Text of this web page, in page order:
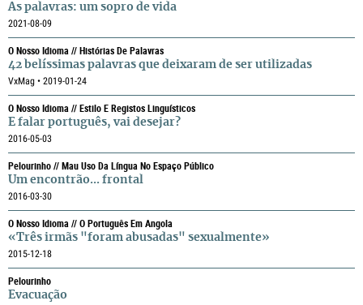
As palavras: um sopro de vida
2021-08-09
O Nosso Idioma // Histórias De Palavras
42 belíssimas palavras que deixaram de ser utilizadas
VxMag • 2019-01-24
O Nosso Idioma // Estilo E Registos Linguísticos
E falar português, vai desejar?
2016-05-03
Pelourinho // Mau Uso Da Língua No Espaço Público
Um encontrão... frontal
2016-03-30
O Nosso Idioma // O Português Em Angola
«Três irmãs "foram abusadas" sexualmente»
2015-12-18
Pelourinho
Evacuação